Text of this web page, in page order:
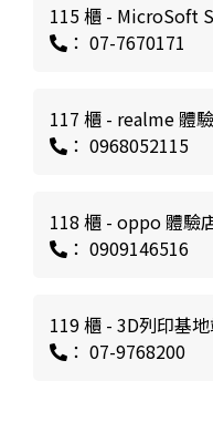
115 櫃 - MicroSoft
： 07-7670171
117 櫃 - realme 體
： 0968052115
118 櫃 - oppo 體驗
： 0909146516
119 櫃 - 3D列印基
： 07-9768200